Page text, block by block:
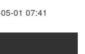
01 07:41